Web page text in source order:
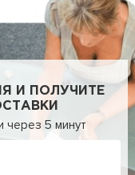
И ПОЛУЧИТЕ
через 5 минут